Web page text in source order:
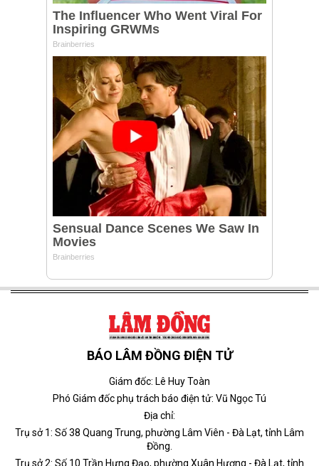
BÁO LÂM ĐỒNG ĐIỆN TỬ
Giám đốc: Lê Huy Toàn
Phó Giám đốc phụ trách báo điện tử: Vũ Ngọc Tú
Địa chỉ:
Trụ sở 1: Số 38 Quang Trung, phường Lâm Viên - Đà Lạt, tỉnh Lâm
Đồng.
Trụ sở 2: Số 10 Trần Hưng Đạo, phường Xuân Hương - Đà Lạt, tỉnh